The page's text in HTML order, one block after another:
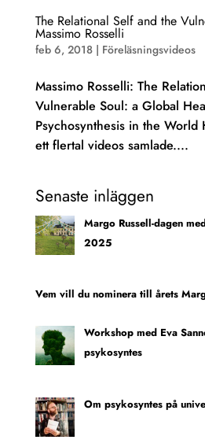
The Relational Self and the
Massimo Rosselli
feb 6, 2018| Föreläsningsvideos
Massimo Rosselli: The
Vulnerable Soul: a Global
Psychosynthesis in the
ett flertal videos samlade....
Senaste inläggen
Margo Russell-dagen
2025
Vem vill du nominera till årets
Workshop med Eva
psykosyntes
Om psykosyntes på